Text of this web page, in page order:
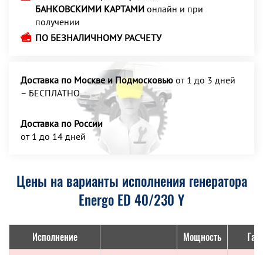
БАНКОВСКИМИ КАРТАМИ онлайн и при
получении
ПО БЕЗНАЛИЧНОМУ РАСЧЕТУ
Доставка по Москве и Подмосковью от 1 до 3 дней
– БЕСПЛАТНО
Доставка по России
от 1 до 14 дней
Цены на варианты исполнения генератора
Energo ED 40/230 Y
Исполнение Мощность